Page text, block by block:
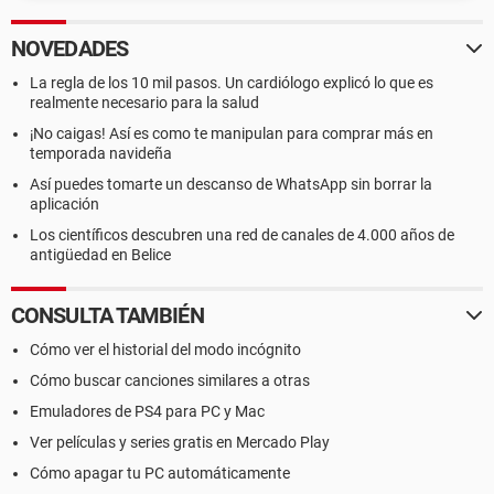
DMI Número de serie del sistema [ TRIAL VERSION ]
DMI UUID del sistema [ TRIAL VERSION ]
DMI Nombre del motherboard NF61S-M2A
DMI Versión del motherboard 1.0
DMI Número de serie del motherboard [ TRIAL VERSION ]
DMI Fabricante del chasis BIOSTAR Group
DMI Versión del chasis NF61S-M2A
DMI Número de serie del chasis [ TRIAL VERSION ]
DMI Tipo de chasis Desktop Case
DMI Sockets de memoria Total / Libres 4 / 2
------------------
Propiedades del BIOS:
Fabricante Phoenix Technologies, LTD
Versión 6.00 PG
NOVEDADES
La regla de los 10 mil pasos. Un cardiólogo explicó lo que es
realmente necesario para la salud
¡No caigas! Así es como te manipulan para comprar más en
temporada navideña
Así puedes tomarte un descanso de WhatsApp sin borrar la
aplicación
Los científicos descubren una red de canales de 4.000 años de
antigüedad en Belice
CONSULTA TAMBIÉN
Cómo ver el historial del modo incógnito
Cómo buscar canciones similares a otras
Emuladores de PS4 para PC y Mac
Ver películas y series gratis en Mercado Play
Cómo apagar tu PC automáticamente